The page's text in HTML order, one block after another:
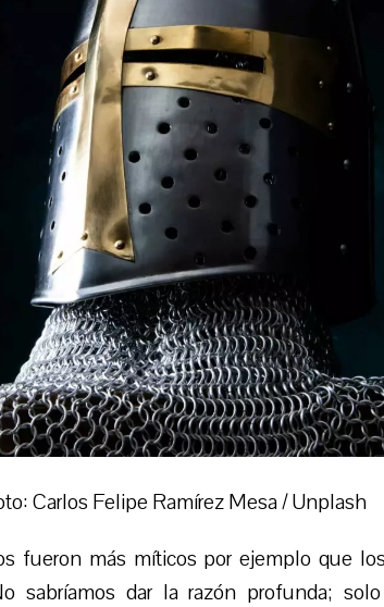
Carlos Felipe Ramírez Mesa / Unplash
fueron más míticos por ejemplo que
sabríamos dar la razón profunda;